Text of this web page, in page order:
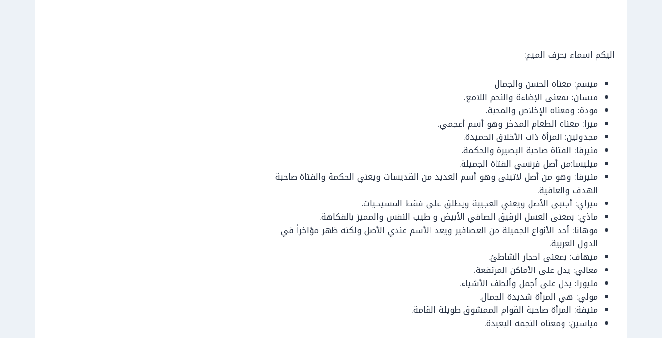
اليكم اسماء بحرف الميم:
ميسم: معناه الحسن والجمال
ميسان: بمعنى الإضاءة والنجم اللامع.
مودة: ومعناه الإخلاص والمحبة.
ميرا: معناه الطعام المدخر وهو أسم أعجمي.
مجدولين: المرأة ذات الأخلاق الحميدة.
منيرفا: الفتاة صاحبة البصيرة والحكمة.
ميليسا:من أصل فرنسي الفتاة الجميلة.
منيرفا: وهو من أصل لاتينى وهو أسم العديد من القديسات ويعني الحكمة والفتاة صاحبة
الهدف والعافية.
ميراي: أجنبى الأصل ويعني العجيبة ويطلق على فقط المسيحيات.
ماذي: بمعنى العسل الرقيق الصافي الأبيض و طيب النفس والمميز بالفكاهة.
موهانا: أحد الأنواع الجميلة من العصافير ويعد الأسم عندي الأصل ولكنه ظهر مؤاخراً في
الدول العربية.
ميهاف: بمعنى احجار الشاطئ.
معالي: يدل على الأماكن المرتفعة.
مليورا: يدل على أجمل وألطف الأشياء.
مولي: هي المرأة شديدة الجمال.
منيفة: المرأة صاحبة القوام الممشوق طويلة القامة.
مياسين: ومعناه النجمه البعيدة.